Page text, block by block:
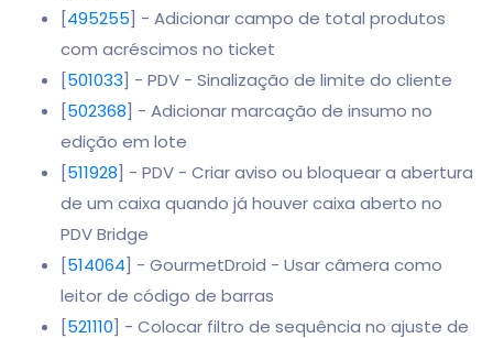
[495255] - Adicionar campo de total produtos
com acréscimos no ticket
[501033] - PDV - Sinalização de limite do cliente
[502368] - Adicionar marcação de insumo no
edição em lote
[511928] - PDV - Criar aviso ou bloquear a abertura
de um caixa quando já houver caixa aberto no
PDV Bridge
[514064] - GourmetDroid - Usar câmera como
leitor de código de barras
[521110] - Colocar filtro de sequência no ajuste de